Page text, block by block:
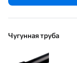
Чугунная труба